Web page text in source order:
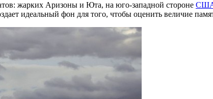
жарких Аризоны и Юта, на юго-западной стороне
идеальный фон для того, чтобы оценить величие